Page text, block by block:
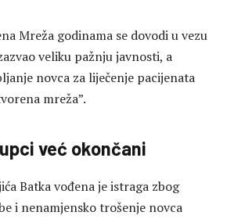
Mreža godinama se dovodi u vezu
veliku pažnju javnosti, a
novca za liječenje pacijenata
mreža”.
već okončani
Batkavođena je istraga zbog
i nenamjensko trošenje novca